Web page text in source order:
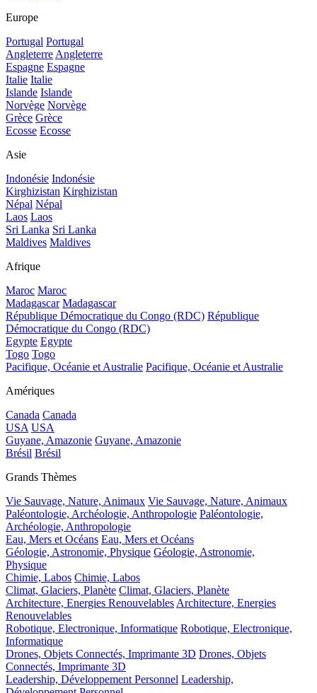
Europe
Portugal Portugal
Angleterre Angleterre
Espagne Espagne
Italie Italie
Islande Islande
Norvège Norvège
Grèce Grèce
Ecosse Ecosse
Asie
Indonésie Indonésie
Kirghizistan Kirghizistan
Népal Népal
Laos Laos
Sri Lanka Sri Lanka
Maldives Maldives
Afrique
Maroc Maroc
Madagascar Madagascar
République Démocratique du Congo (RDC) République
Démocratique du Congo (RDC)
Egypte Egypte
Togo Togo
Pacifique, Océanie et Australie Pacifique, Océanie et Australie
Amériques
Canada Canada
USA USA
Guyane, Amazonie Guyane, Amazonie
Brésil Brésil
Grands Thèmes
Vie Sauvage, Nature, Animaux Vie Sauvage, Nature, Animaux
Paléontologie, Archéologie, Anthropologie Paléontologie,
Archéologie, Anthropologie
Eau, Mers et Océans Eau, Mers et Océans
Géologie, Astronomie, Physique Géologie, Astronomie,
Physique
Chimie, Labos Chimie, Labos
Climat, Glaciers, Planète Climat, Glaciers, Planète
Architecture, Energies Renouvelables Architecture, Energies
Renouvelables
Robotique, Electronique, Informatique Robotique, Electronique,
Informatique
Drones, Objets Connectés, Imprimante 3D Drones, Objets
Connectés, Imprimante 3D
Leadership, Développement Personnel Leadership,